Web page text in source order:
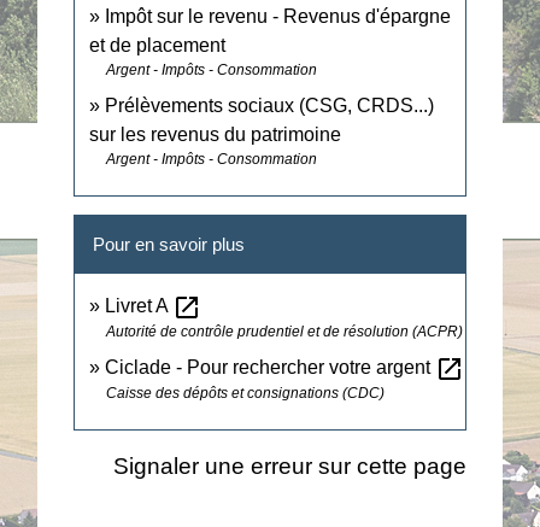
Impôt sur le revenu - Revenus d'épargne
et de placement
Argent - Impôts - Consommation
Prélèvements sociaux (CSG, CRDS...)
sur les revenus du patrimoine
Argent - Impôts - Consommation
Pour en savoir plus
Livret A open_in_new
Autorité de contrôle prudentiel et de résolution (ACPR)
Ciclade - Pour rechercher votre argent open_in_new
Caisse des dépôts et consignations (CDC)
Signaler une erreur sur cette page